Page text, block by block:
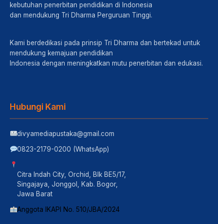
kebutuhan penerbitan pendidikan di Indonesia
dan mendukung Tri Dharma Perguruan Tinggi.
Kami berdedikasi pada prinsip Tri Dharma dan bertekad untuk
mendukung kemajuan pendidikan
Indonesia dengan meningkatkan mutu penerbitan dan edukasi.
Hubungi Kami
divyamediapustaka@gmail.com
0823-2179-0200 (WhatsApp)
Citra Indah City, Orchid, Blk BE5/17,
Singajaya, Jonggol, Kab. Bogor,
Jawa Barat
Anggota IKAPI No. 510/JBA/2024